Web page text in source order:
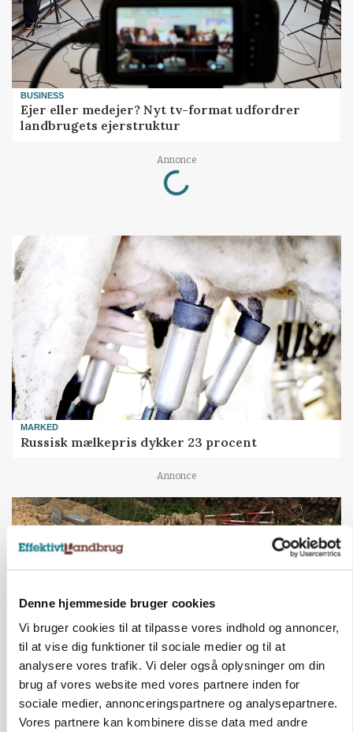
Denne hjemmeside bruger cookies
Vi bruger cookies til at tilpasse vores indhold og annoncer,
til at vise dig funktioner til sociale medier og til at
analysere vores trafik. Vi deler også oplysninger om din
brug af vores website med vores partnere inden for
sociale medier, annonceringspartnere og analysepartnere.
Vores partnere kan kombinere disse data med andre
BUSINESS
Ejer eller medejer? Nyt tv-format udfordrer
landbrugets ejerstruktur
Annonce
Loading...
MARKED
Russisk mælkepris dykker 23 procent
Annonce
BUSINESS
Fra mark til mur: Byggeriet kan åbne nyt
marked for biokul